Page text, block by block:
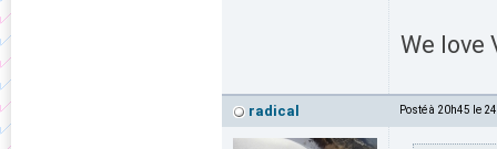
We love
radical Posté à 20h45 le